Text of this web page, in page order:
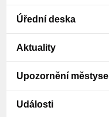
Úřední deska
Aktuality
Upozornění městyse
Události